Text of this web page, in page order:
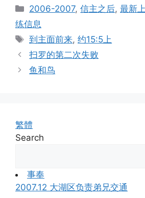
Categories
2006-2007,信主之后,最新
练信息
Tags
到主面前来,约15:5上
扫罗的第二次失败
鱼和鸟
繁體
Search
事奉
2007.12 大湖区负责弟兄交通